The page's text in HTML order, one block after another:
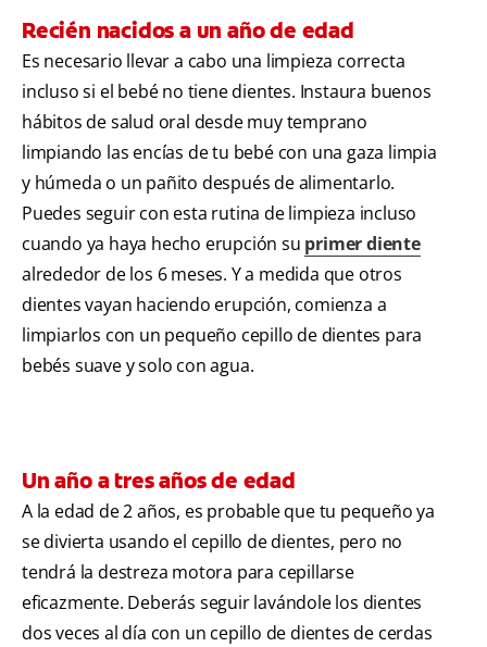
Recién nacidos a un año de edad
Es necesario llevar a cabo una limpieza correcta
incluso si el bebé no tiene dientes. Instaura buenos
hábitos de salud oral desde muy temprano
limpiando las encías de tu bebé con una gaza limpia
y húmeda o un pañito después de alimentarlo.
Puedes seguir con esta rutina de limpieza incluso
cuando ya haya hecho erupción su primer diente
alrededor de los 6 meses. Y a medida que otros
dientes vayan haciendo erupción, comienza a
limpiarlos con un pequeño cepillo de dientes para
bebés suave y solo con agua.
Un año a tres años de edad
A la edad de 2 años, es probable que tu pequeño ya
se divierta usando el cepillo de dientes, pero no
tendrá la destreza motora para cepillarse
eficazmente. Deberás seguir lavándole los dientes
dos veces al día con un cepillo de dientes de cerdas